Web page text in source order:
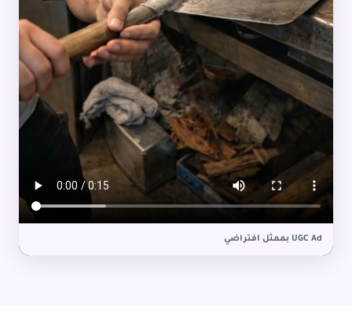
UGC Ad بممثل افتراضي